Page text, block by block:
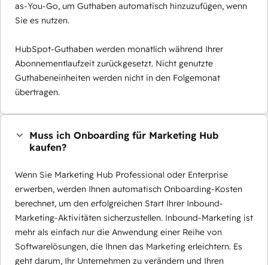
as-You-Go, um Guthaben automatisch hinzuzufügen, wenn
Sie es nutzen.
HubSpot-Guthaben werden monatlich während Ihrer
Abonnementlaufzeit zurückgesetzt. Nicht genutzte
Guthabeneinheiten werden nicht in den Folgemonat
übertragen.
Muss ich Onboarding für Marketing Hub
kaufen?
Wenn Sie Marketing Hub Professional oder Enterprise
erwerben, werden Ihnen automatisch Onboarding-Kosten
berechnet, um den erfolgreichen Start Ihrer Inbound-
Marketing-Aktivitäten sicherzustellen. Inbound-Marketing ist
mehr als einfach nur die Anwendung einer Reihe von
Softwarelösungen, die Ihnen das Marketing erleichtern. Es
geht darum, Ihr Unternehmen zu verändern und Ihren